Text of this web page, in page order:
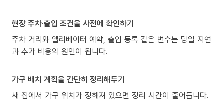
현장 주차·출입 조건을 사전에 확인하기
주차 거리와 엘리베이터 예약, 출입 등록 같은 변수는 당일 지연
과 추가 비용의 원인이 됩니다.
가구 배치 계획을 간단히 정리해두기
새 집에서 가구 위치가 정해져 있으면 정리 시간이 줄어듭니다.